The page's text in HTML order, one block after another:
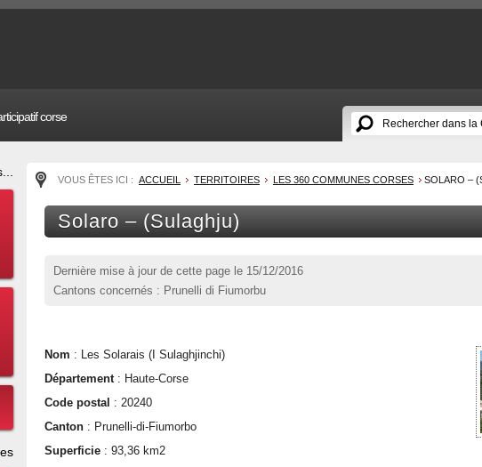
corse
VOUS ÊTES ICI : ACCUEIL TERRITOIRES LES 360 COMMUNES CORSES SOLARO –
Solaro – (Sulaghju)
Dernière mise à jour de cette page le 15/12/2016
Cantons concernés : Prunelli di Fiumorbu
Nom : Les Solarais (I Sulaghjinchi)
Département: Haute-Corse
Code postal : 20240
Canton : Prunelli-di-Fiumorbo
Superficie : 93,36 km2